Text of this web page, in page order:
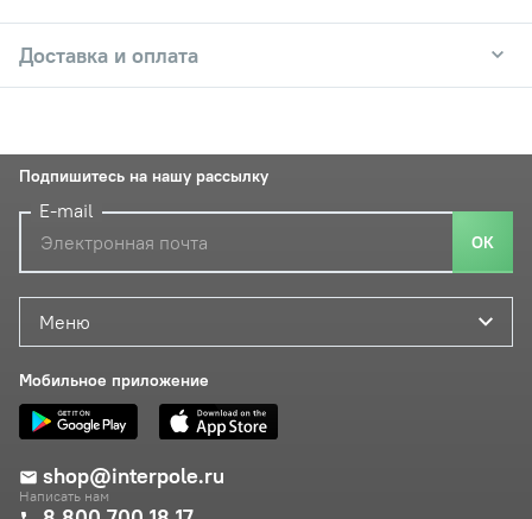
Доставка и оплата
Меню
Мобильное приложение
shop@interpole.ru
Написать нам
Подпишитесь на нашу рассылку
E-mail
ОК